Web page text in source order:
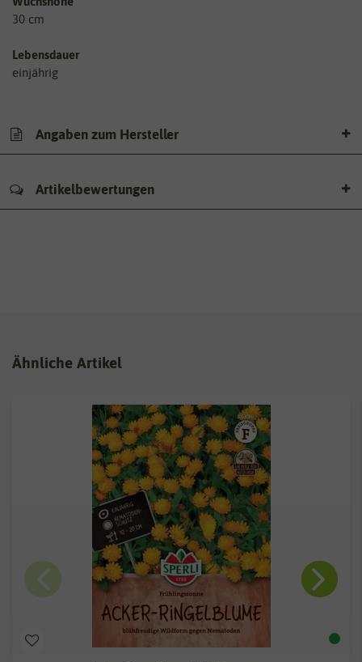
30 cm
Lebensdauer
einjährig
Angaben zum Hersteller
Artikelbewertungen
Ähnliche Artikel